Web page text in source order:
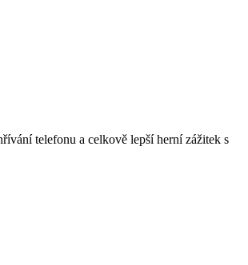
telefonu a celkově lepší herní zážitek s